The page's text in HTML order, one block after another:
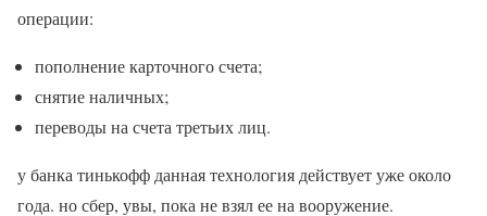
операции:
пополнение карточного счета;
снятие наличных;
переводы на счета третьих лиц.
у банка тинькофф данная технология действует уже около
года. но сбер, увы, пока не взял ее на вооружение.